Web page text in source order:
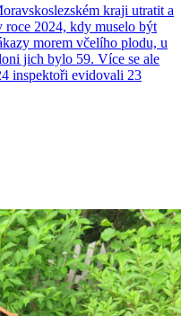
kraji utratit a
roce 2024, kdy muselo být
morem včelího plodu, u
jich bylo 59. Více se ale
inspektoři evidovali 23